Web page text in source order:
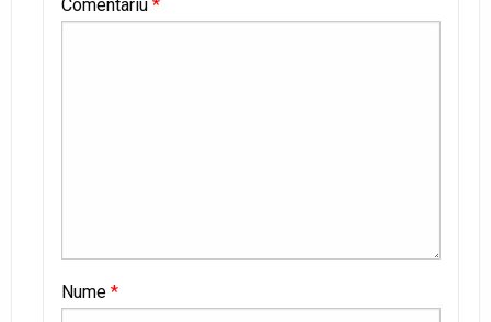
Comentariu *
Nume *